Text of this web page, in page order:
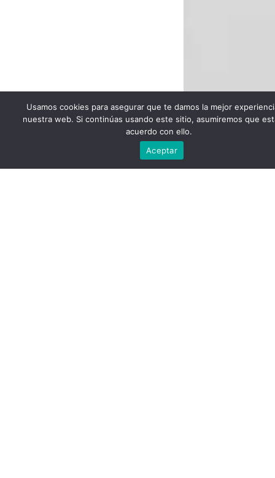
Usamos cookies para asegurar que te damos la mejor
nuestra web. Si continúas usando este sitio, asumiremos que
acuerdo con ello.
Aceptar